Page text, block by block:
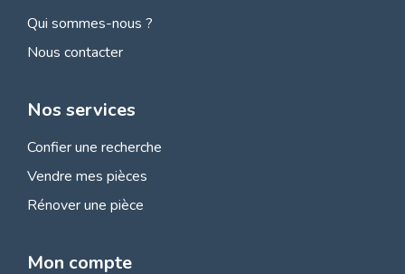
Qui sommes-nous ?
Nous contacter
Nos services
Confier une recherche
Vendre mes pièces
Rénover une pièce
Mon compte